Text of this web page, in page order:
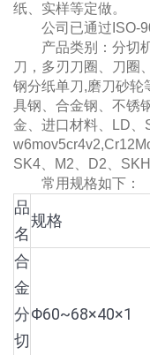
纸、实样等定做。
公司已通过ISO-
产品类别：分切机
刀，多刃刀圈、刀圈
钢分纸单刀,磨刀砂轮
具钢、合金钢、不锈
金、进口材料、LD、
SK4、M2、D2、
常用规格如下：
品
名
规格
合
金
分
切
Φ60~68×40×1